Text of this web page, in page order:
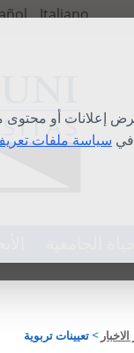
إعلانات أو
في سياسة ملفات
Italiano
>تعيينات تربوية